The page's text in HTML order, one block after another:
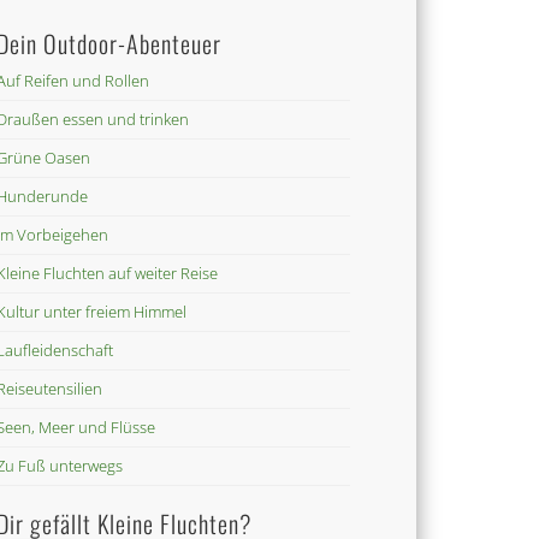
Outdoor-Abenteuer
Reifen und Rollen
essen und trinken
Oasen
Vorbeigehen
Fluchten auf weiter Reise
unter freiem Himmel
Meer und Flüsse
Fuß unterwegs
gefällt Kleine Fluchten?